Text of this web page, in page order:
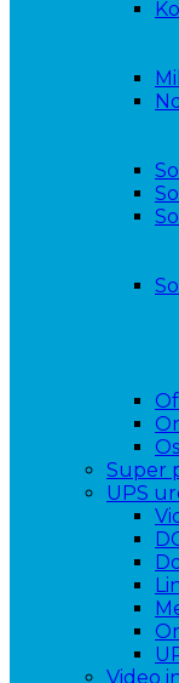
Super
UPS
Video